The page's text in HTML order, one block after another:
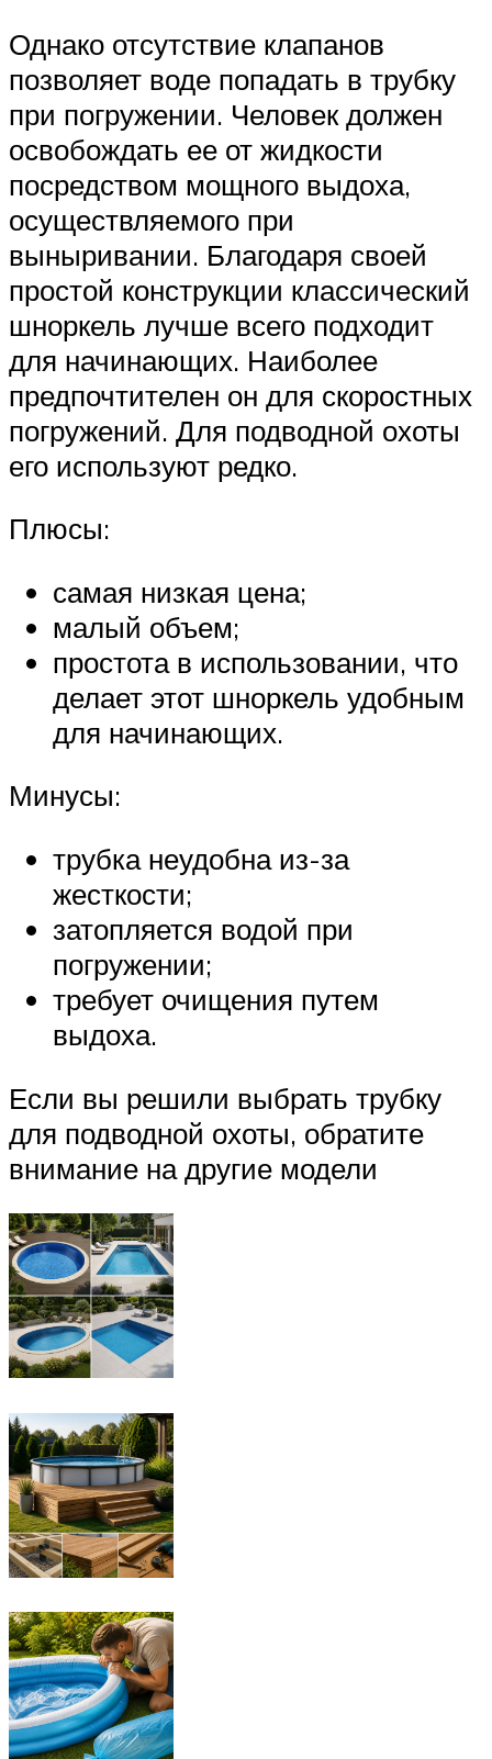
Однако отсутствие клапанов
позволяет воде попадать в трубку
при погружении. Человек должен
освобождать ее от жидкости
посредством мощного выдоха,
осуществляемого при
выныривании. Благодаря своей
простой конструкции классический
шноркель лучше всего подходит
для начинающих. Наиболее
предпочтителен он для скоростных
погружений. Для подводной охоты
его используют редко.
Плюсы:
самая низкая цена;
малый объем;
простота в использовании, что
делает этот шноркель удобным
для начинающих.
Минусы:
трубка неудобна из-за
жесткости;
затопляется водой при
погружении;
требует очищения путем
выдоха.
Если вы решили выбрать трубку
для подводной охоты, обратите
внимание на другие модели